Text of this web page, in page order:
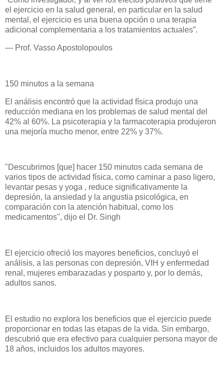
el ejercicio en la salud general, en particular en la salud
mental, el ejercicio es una buena opción o una terapia
adicional complementaria a los tratamientos actuales”.
— Prof. Vasso Apostolopoulos
150 minutos a la semana
El análisis encontró que la actividad física produjo una
reducción mediana en los problemas de salud mental del
42% al 60%. La psicoterapia y la farmacoterapia produjeron
una mejoría mucho menor, entre 22% y 37%.
"Descubrimos [que] hacer 150 minutos cada semana de
varios tipos de actividad física, como caminar a paso ligero,
levantar pesas y yoga , reduce significativamente la
depresión, la ansiedad y la angustia psicológica, en
comparación con la atención habitual, como los
medicamentos", dijo el Dr. Singh
El ejercicio ofreció los mayores beneficios, concluyó el
análisis, a las personas con depresión, VIH y enfermedad
renal, mujeres embarazadas y posparto y, por lo demás,
adultos sanos.
El estudio no explora los beneficios que el ejercicio puede
proporcionar en todas las etapas de la vida. Sin embargo,
descubrió que era efectivo para cualquier persona mayor de
18 años, incluidos los adultos mayores.